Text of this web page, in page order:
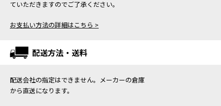
ていただきますのでご了承ください。
お支払い方法の詳細はこちら >
配送方法・送料
配送会社の指定はできません。メーカーの倉庫
から直送になります。